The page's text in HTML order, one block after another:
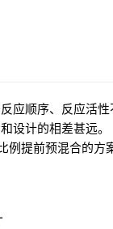
应顺序、反应活性
设计的相差甚远。
例提前预混合的方